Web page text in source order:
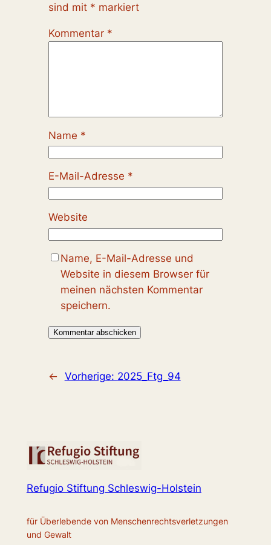
sind mit * markiert
Kommentar *
Name *
E-Mail-Adresse *
Website
Name, E-Mail-Adresse und
Website in diesem Browser für
meinen nächsten Kommentar
speichern.
← Vorherige: 2025_Ftg_94
Refugio Stiftung Schleswig-Holstein
für Überlebende von Menschenrechtsverletzungen
und Gewalt